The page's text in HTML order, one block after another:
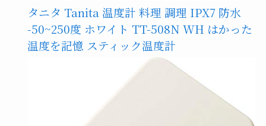
タニタ Tanita 温度計 料理 調理 IPX7 防水
-50~250度 ホワイト TT-508N WH はかった
温度を記憶 スティック温度計